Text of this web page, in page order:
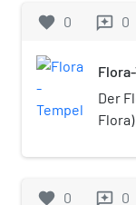
favorite 0 reviews 0
Der
der
favorite 0 reviews 0